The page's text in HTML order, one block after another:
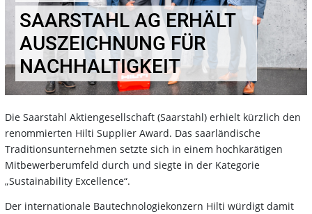
SAARSTAHL AG ERHÄLT
AUSZEICHNUNG FÜR
NACHHALTIGKEIT
Die Saarstahl Aktiengesellschaft (Saarstahl) erhielt kürzlich den
renommierten Hilti Supplier Award. Das saarländische
Traditionsunternehmen setzte sich in einem hochkarätigen
Mitbewerberumfeld durch und siegte in der Kategorie
„Sustainability Excellence“.
Der internationale Bautechnologiekonzern Hilti würdigt damit